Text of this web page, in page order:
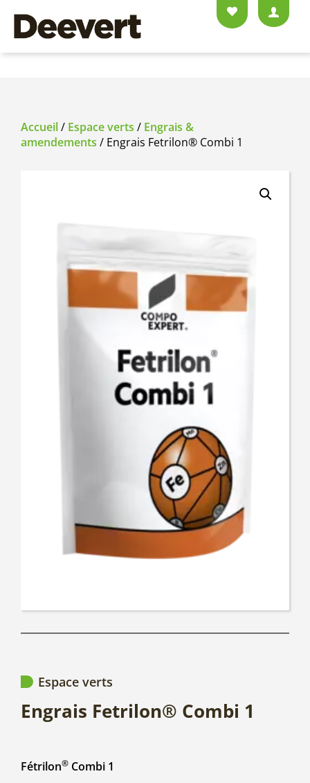
Accueil/ Espace verts / Engrais &
amendements / Engrais Fetrilon® Combi 1
Espace verts
Engrais Fetrilon® Combi 1
Fétrilon® Combi 1